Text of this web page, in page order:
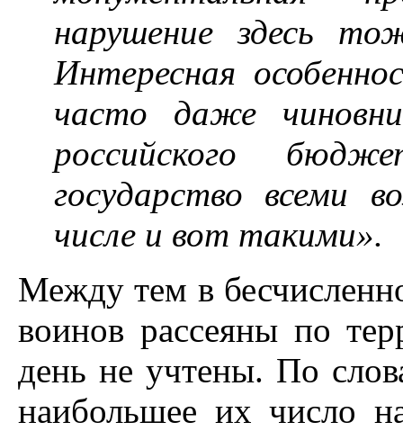
нарушение здесь
Интересная
часто даже
российского
государство всеми
числе и вот такими».
Между тем в
воинов рассеяны по
день не учтены. По
наибольшее их число